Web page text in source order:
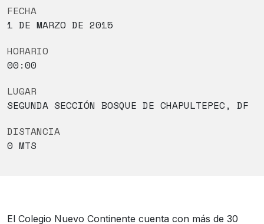
FECHA
1 DE MARZO DE 2015
HORARIO
00:00
LUGAR
SEGUNDA SECCIÓN BOSQUE DE CHAPULTEPEC, DF
DISTANCIA
0 MTS
El Colegio Nuevo Continente cuenta con más de 30